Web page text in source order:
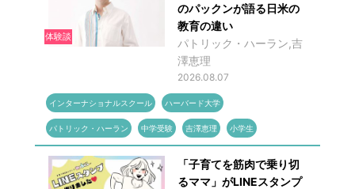
体験談
のパックンが語る日米の
教育の違い
パトリック・ハーラン,吉
澤恵理
2026.08.07
インターナショナルスクール ハーバード大学
パトリック・ハーラン 中学受験 吉澤恵理 小学生
「子育てを筋肉で乗り切
るママ」がLINEスタンプ